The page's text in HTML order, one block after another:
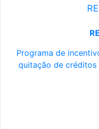
Programa de
quitação de